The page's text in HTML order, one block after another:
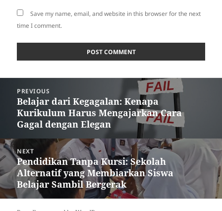
Save my name, email, and website in this browser for the next
time I comment.
navigation
PREVIOUS
Previous
post:
Belajar dari Kegagalan: Kenapa
Kurikulum Harus Mengajarkan Cara
Gagal dengan Elegan
NEXT
Next
post:
Pendidikan Tanpa Kursi: Sekolah
Alternatif yang Membiarkan Siswa
Belajar Sambil Bergerak